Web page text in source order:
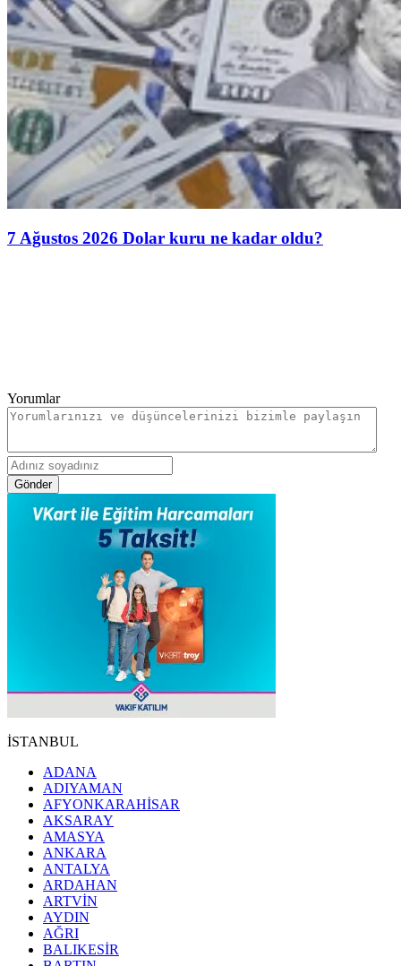
7 Ağustos 2026 Dolar kuru ne kadar oldu?
Yorumlar
Gönder
İSTANBUL
ADANA
ADIYAMAN
AFYONKARAHİSAR
AKSARAY
AMASYA
ANKARA
ANTALYA
ARDAHAN
ARTVİN
AYDIN
AĞRI
BALIKESİR